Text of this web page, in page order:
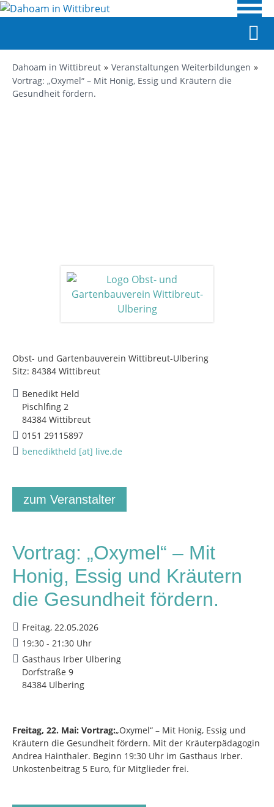
Dahoam in Wittibreut
Veranstaltungen Weiterbildungen
Vortrag: „Oxymel“ – Mit Honig, Essig und Kräutern die
Gesundheit fördern.
Obst- und Gartenbauverein Wittibreut-Ulbering
Sitz: 84384 Wittibreut
Benedikt Held
Pischlfing 2
84384 Wittibreut
0151 29115897
benediktheld [at] live.de
zum Veranstalter
Vortrag: „Oxymel“ – Mit
Honig, Essig und Kräutern
die Gesundheit fördern.
Freitag, 22.05.2026
19:30 - 21:30 Uhr
Gasthaus Irber Ulbering
Dorfstraße 9
84384 Ulbering
Freitag, 22. Mai: Vortrag:„Oxymel“ – Mit Honig, Essig und
Kräutern die Gesundheit fördern. Mit der Kräuterpädagogin
Andrea Hainthaler. Beginn 19:30 Uhr im Gasthaus Irber.
Unkostenbeitrag 5 Euro, für Mitglieder frei.